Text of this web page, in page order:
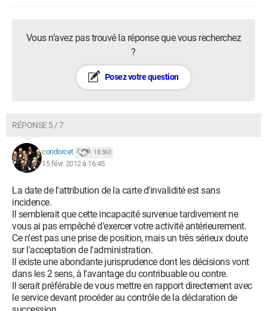
Vous n’avez pas trouvé la réponse que vous recherchez
?
Posez votre question
RÉPONSE 5 / 7
condorcet 18 360
15 févr. 2012 à 16:45
La date de l'attribution de la carte d'invalidité est sans
incidence.
Il semblerait que cette incapacité survenue tardivement ne
vous ai pas empêché d'exercer votre activité antérieurement.
Ce n'est pas une prise de position, mais un très sérieux doute
sur l'acceptation de l'administration.
Il existe une abondante jurisprudence dont les décisions vont
dans les 2 sens, à l'avantage du contribuable ou contre.
Il serait préférable de vous mettre en rapport directement avec
le service devant procéder au contrôle de la déclaration de